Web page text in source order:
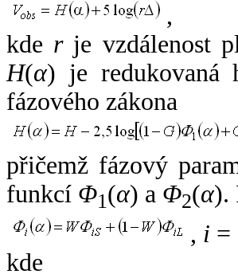
,
kde rje vzdálenost
H(α) je redukovaná
fázového zákona
přičemž fázový
funkcí Φ1(α) a Φ2(α).
, i =
kde